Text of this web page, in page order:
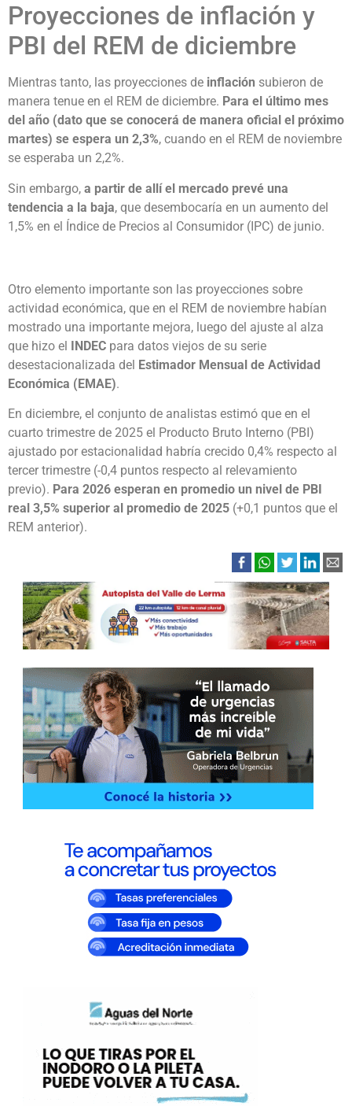
Proyecciones de inflación y
PBI del REM de diciembre
Mientras tanto, las proyecciones de inflación subieron de
manera tenue en el REM de diciembre. Para el último mes
del año (dato que se conocerá de manera oficial el próximo
martes) se espera un 2,3%, cuando en el REM de noviembre
se esperaba un 2,2%.
Sin embargo, a partir de allí el mercado prevé una
tendencia a la baja, que desembocaría en un aumento del
1,5% en el Índice de Precios al Consumidor (IPC) de junio.
Otro elemento importante son las proyecciones sobre
actividad económica, que en el REM de noviembre habían
mostrado una importante mejora, luego del ajuste al alza
que hizo el INDEC para datos viejos de su serie
desestacionalizada del Estimador Mensual de Actividad
Económica (EMAE).
En diciembre, el conjunto de analistas estimó que en el
cuarto trimestre de 2025 el Producto Bruto Interno (PBI)
ajustado por estacionalidad habría crecido 0,4% respecto al
tercer trimestre (-0,4 puntos respecto al relevamiento
previo). Para 2026 esperan en promedio un nivel de PBI
real 3,5% superior al promedio de 2025 (+0,1 puntos que el
REM anterior).